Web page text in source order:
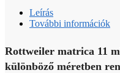
Leírás
További információk
Rottweiler matrica 11
különböző méretben